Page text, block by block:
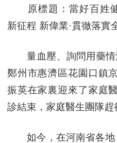
原標題：當好百姓健
新征程 新偉業·貫徹落實
量血壓、詢問用藥情
鄭州市惠濟區花園口鎮
振英在家裏迎來了家庭
診結束，家庭醫生團隊趕
如今，在河南省各地